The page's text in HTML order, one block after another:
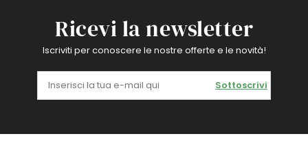
Ricevi la newsletter
Iscriviti per conoscere le nostre offerte e le novità!
Sottoscrivi